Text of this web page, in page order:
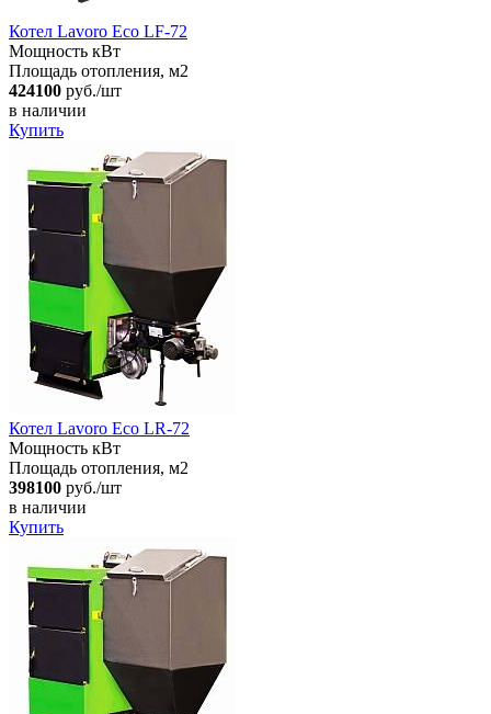
Котел Lavoro Eco LF-72
Мощность кВт
Площадь отопления, м2
424100 руб./шт
в наличии
Купить
Котел Lavoro Eco LR-72
Мощность кВт
Площадь отопления, м2
398100 руб./шт
в наличии
Купить